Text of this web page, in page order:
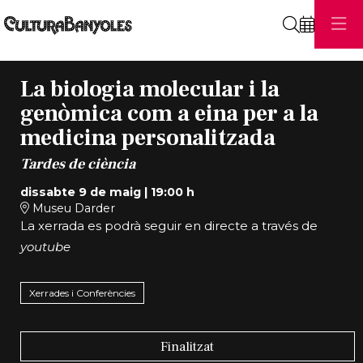
La biologia molecular i la
genòmica com a eina per a la
medicina personalitzada
Tardes de ciència
dissabte 9 de maig| 19:00 h
Museu Darder
La xerrada es podrà seguir en directe a través de
youtube
Xerrades i Conferències
Finalitzat